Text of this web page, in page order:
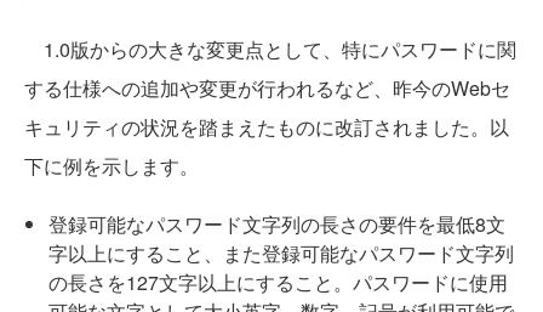
1.0版からの大きな変更点として、特にパスワードに関
する仕様への追加や変更が行われるなど、昨今のWebセ
キュリティの状況を踏まえたものに改訂されました。以
下に例を示します。
登録可能なパスワード文字列の長さの要件を最低8文
字以上にすること、また登録可能なパスワード文字列
の長さを127文字以上にすること。パスワードに使用